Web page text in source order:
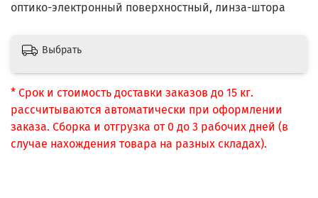
оптико-электронный поверхностный, линза-штора
Выбрать
* Срок и стоимость доставки заказов до 15 кг.
рассчитываются автоматически при оформлении
заказа. Сборка и отгрузка от 0 до 3 рабочих дней (в
случае нахождения товара на разных складах).